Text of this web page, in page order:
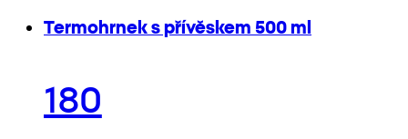
Termohrnek s přívěskem 500 ml
180